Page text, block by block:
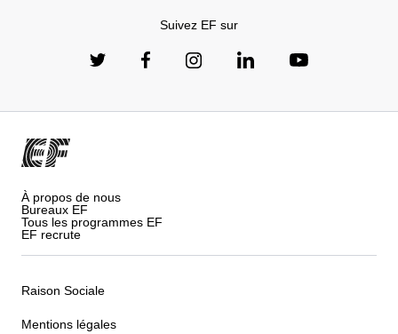
Suivez EF sur
À propos de nous
Bureaux EF
Tous les programmes EF
EF recrute
Raison Sociale
Mentions légales